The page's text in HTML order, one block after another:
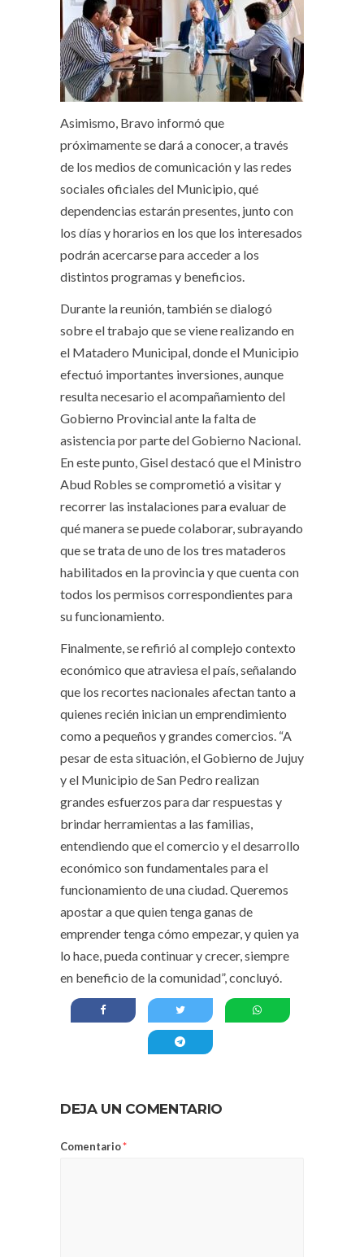
Asimismo, Bravo informó que
próximamente se dará a conocer, a través
de los medios de comunicación y las redes
sociales oficiales del Municipio, qué
dependencias estarán presentes, junto con
los días y horarios en los que los interesados
podrán acercarse para acceder a los
distintos programas y beneficios.
Durante la reunión, también se dialogó
sobre el trabajo que se viene realizando en
el Matadero Municipal, donde el Municipio
efectuó importantes inversiones, aunque
resulta necesario el acompañamiento del
Gobierno Provincial ante la falta de
asistencia por parte del Gobierno Nacional.
En este punto, Gisel destacó que el Ministro
Abud Robles se comprometió a visitar y
recorrer las instalaciones para evaluar de
qué manera se puede colaborar, subrayando
que se trata de uno de los tres mataderos
habilitados en la provincia y que cuenta con
todos los permisos correspondientes para
su funcionamiento.
Finalmente, se refirió al complejo contexto
económico que atraviesa el país, señalando
que los recortes nacionales afectan tanto a
quienes recién inician un emprendimiento
como a pequeños y grandes comercios. “A
pesar de esta situación, el Gobierno de Jujuy
y el Municipio de San Pedro realizan
grandes esfuerzos para dar respuestas y
brindar herramientas a las familias,
entendiendo que el comercio y el desarrollo
económico son fundamentales para el
funcionamiento de una ciudad. Queremos
apostar a que quien tenga ganas de
emprender tenga cómo empezar, y quien ya
lo hace, pueda continuar y crecer, siempre
en beneficio de la comunidad”, concluyó.
DEJA UN COMENTARIO
Comentario*